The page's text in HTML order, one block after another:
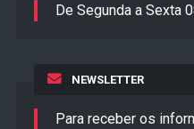
De Segunda a Sexta
NEWSLETTER
Para receber os